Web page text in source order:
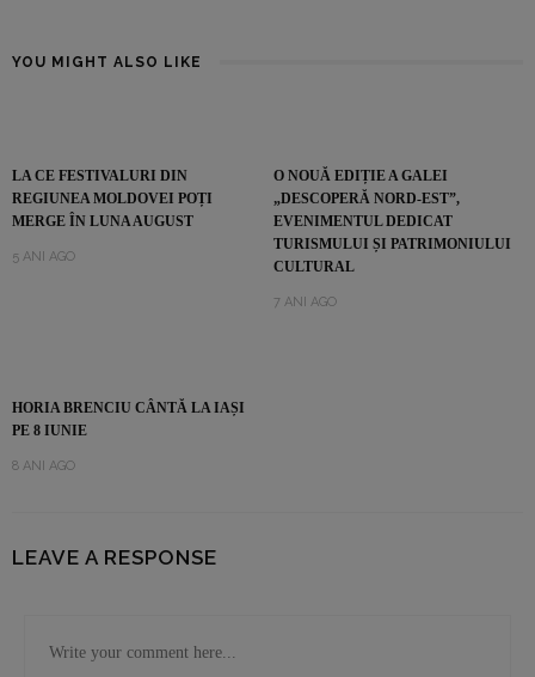
YOU MIGHT ALSO LIKE
LA CE FESTIVALURI DIN
REGIUNEA MOLDOVEI POȚI
MERGE ÎN LUNA AUGUST
5 ANI AGO
O NOUĂ EDIȚIE A GALEI
„DESCOPERĂ NORD-EST”,
EVENIMENTUL DEDICAT
TURISMULUI ȘI PATRIMONIULUI
CULTURAL
7 ANI AGO
HORIA BRENCIU CÂNTĂ LA IAȘI
PE 8 IUNIE
8 ANI AGO
LEAVE A RESPONSE